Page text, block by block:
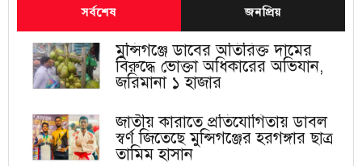
সর্বশেষ জনপ্রিয়
মুন্সিগঞ্জে ডাবের অতিরিক্ত দামের
বিরুদ্ধে ভোক্তা অধিকারের অভিযান,
জরিমানা ১ হাজার
জাতীয় কারাতে প্রতিযোগিতায় ডাবল
স্বর্ণ জিতেছে মুন্সিগঞ্জের হরগঙ্গার ছাত্র
তামিম হাসান